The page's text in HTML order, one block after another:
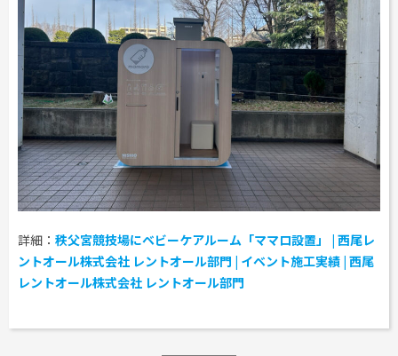
木造モジュール事業
Wooden module business
スポーツ施設資材事業
Sports facility materials business
地面養生事業
Ground curing business
映像・中継機機レンタル事業
Video / relay equipment rental business
地域密着イベント
キッズ・アミューズメント事業
Kids amusement business
協賛実績
Sponsorships
ご利用規約
Privacy policy
よくあるご質問
Q & A
プロセス
Process
イベント会場の設営／施工について
Event Set Up
個人情報保護方針
Privacy policy
サイトマップ
Site map
お問合せ
Contact
詳細： 秩父宮競技場にベビーケアルーム「ママロ設置」 | 西尾レ
ントオール株式会社 レントオール部門 | イベント施工実績 | 西尾
レントオール株式会社 レントオール部門